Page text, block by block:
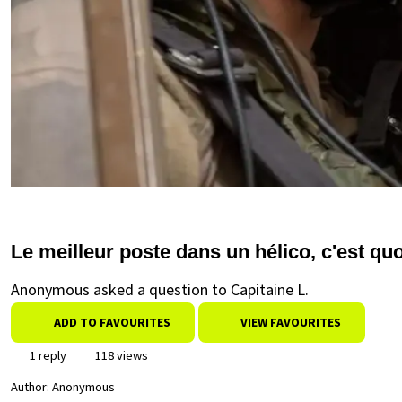
Le meilleur poste dans un hélico, c'est
Anonymous asked a question to Capitaine L.
ADD TO FAVOURITES VIEW FAVOURITES
1 reply
118 views
Author: Anonymous